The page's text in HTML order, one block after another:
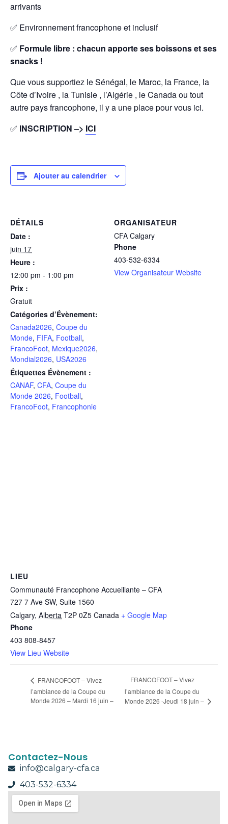
arrivants
✅ Environnement francophone et inclusif
✅ Formule libre : chacun apporte ses boissons et ses
snacks !
Que vous supportiez le Sénégal, le Maroc, la France, la
Côte d’Ivoire , la Tunisie , l’Algérie , le Canada ou tout
autre pays francophone, il y a une place pour vous ici.
✅ INSCRIPTION –> ICI
Ajouter au calendrier
DÉTAILS
Date :
juin 17
Heure :
12:00 pm - 1:00 pm
Prix :
Gratuit
Catégories d’Évènement:
Canada2026, Coupe du
Monde, FIFA, Football,
FrancoFoot, Mexique2026,
Mondial2026, USA2026
Étiquettes Évènement :
CANAF, CFA, Coupe du
Monde 2026, Football,
FrancoFoot, Francophonie
ORGANISATEUR
CFA Calgary
Phone
403-532-6334
View Organisateur Website
LIEU
Communauté Francophone Accueillante – CFA
727 7 Ave SW, Suite 1560
Calgary, Alberta T2P 0Z5 Canada + Google Map
Phone
403 808-8457
View Lieu Website
FRANCOFOOT – Vivez
l’ambiance de la Coupe du
Monde 2026 – Mardi 16 juin –
FRANCOFOOT – Vivez
l’ambiance de la Coupe du
Monde 2026 -Jeudi 18 juin –
Contactez-Nous
info@calgary-cfa.ca
403-532-6334